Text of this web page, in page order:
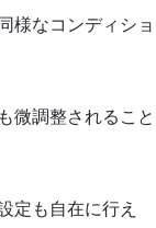
様なコンディショ
微調整されること
定も自在に行え